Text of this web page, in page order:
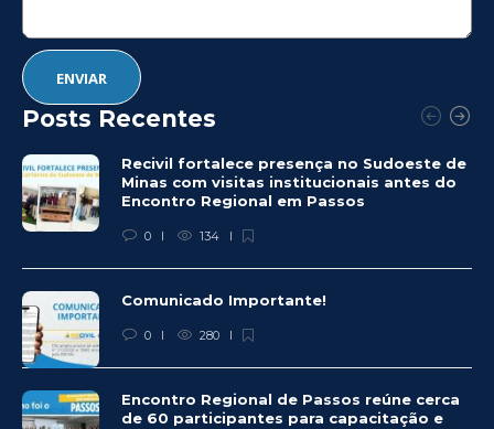
Posts Recentes
Recivil fortalece presença no Sudoeste de
Minas com visitas institucionais antes do
Encontro Regional em Passos
0 134
Comunicado Importante!
0 280
Encontro Regional de Passos reúne cerca
de 60 participantes para capacitação e